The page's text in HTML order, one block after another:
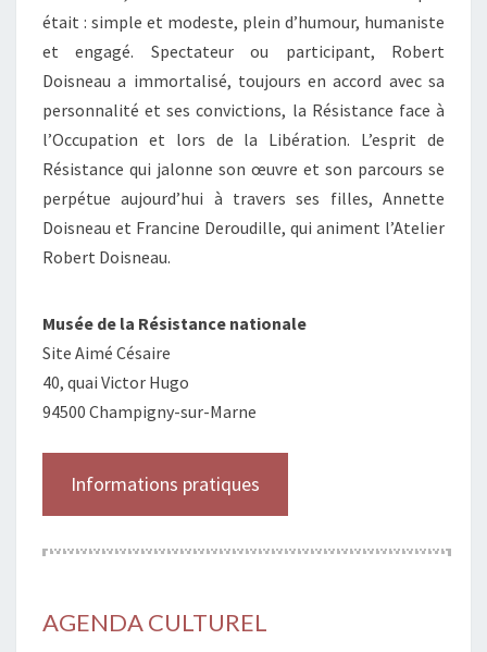
était : simple et modeste, plein d’humour, humaniste
et engagé. Spectateur ou participant, Robert
Doisneau a immortalisé, toujours en accord avec sa
personnalité et ses convictions, la Résistance face à
l’Occupation et lors de la Libération. L’esprit de
Résistance qui jalonne son œuvre et son parcours se
perpétue aujourd’hui à travers ses filles, Annette
Doisneau et Francine Deroudille, qui animent l’Atelier
Robert Doisneau.
Musée de la Résistance nationale
Site Aimé Césaire
40, quai Victor Hugo
94500 Champigny-sur-Marne
Informations pratiques
AGENDA CULTUREL